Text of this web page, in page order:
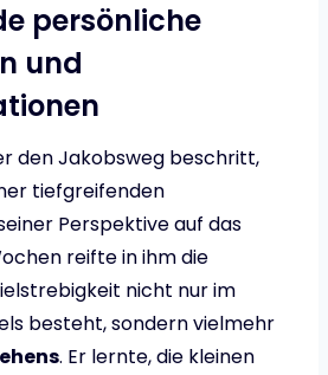
persönliche
und
den Jakobsweg beschritt,
tiefgreifenden
Perspektive auf das
reifte in ihm die
nicht nur im
besteht, sondern vielmehr
. Er lernte, die kleinen